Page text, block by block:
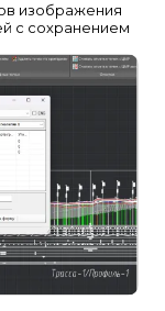
изображения
с сохранением